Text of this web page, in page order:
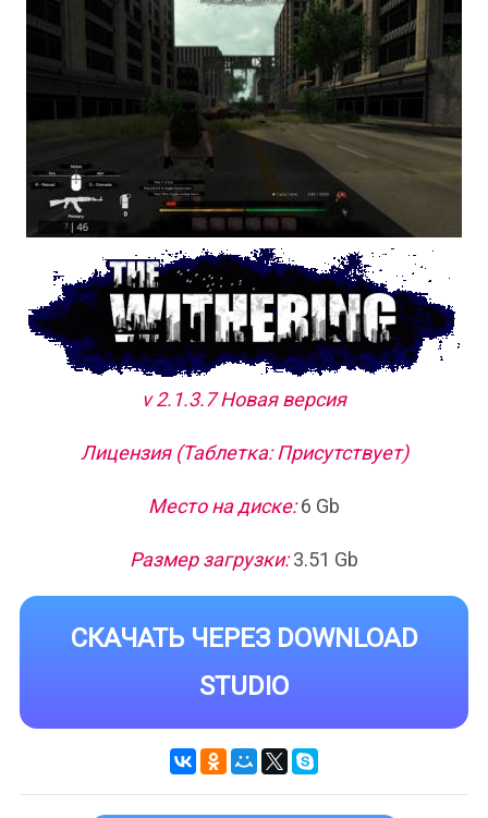
v 2.1.3.7 Новая версия
Лицензия (Таблетка: Присутствует)
Место на диске:6 Gb
Размер загрузки:3.51 Gb
СКАЧАТЬ ЧЕРЕЗ DOWNLOAD
STUDIO